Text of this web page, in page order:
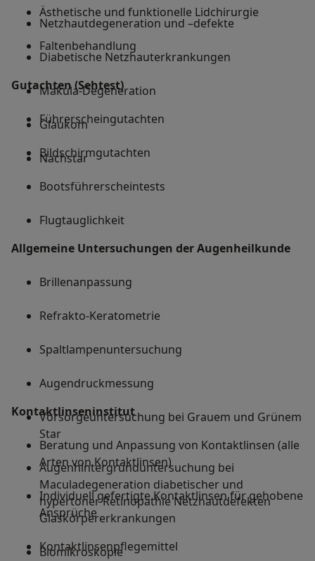
Ästhetische und funktionelle Lidchirurgie
Faltenbehandlung
Netzhautdegeneration und –defekte
Diabetische Netzhauterkrankungen
Makula-Degeneration
Glaukom
Nachstar
Gutachten (Sehtest)
Führerscheingutachten
Bildschirmgutachten
Bootsführerscheintests
Flugtauglichkeit
Allgemeine Untersuchungen der Augenheilkunde
Brillenanpassung
Refrakto-Keratometrie
Spaltlampenuntersuchung
Augendruckmessung
Vorsorgeuntersuchung bei Grauem und Grünem
Star
Augenhintergrunduntersuchung bei
Maculadegeneration diabetischer und
hypertoner Retinopathie Netzhautdefekten
Glaskörpererkrankungen
Biomikroskopie
Kontaktlinseninstitut
Beratung und Anpassung von Kontaktlinsen (alle
Arten von Kontaktlinsen)
Individuell gefertigte Kontaktlinsen für gehobene
Ansprüche
Kontaktlinsenpflegemittel